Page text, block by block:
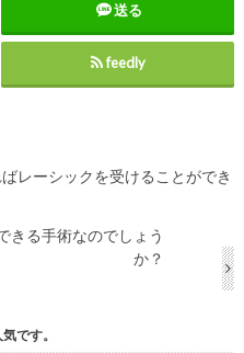
送る
feedly
レーシックを受けることができ
きる手術なのでしょう
か？
です。